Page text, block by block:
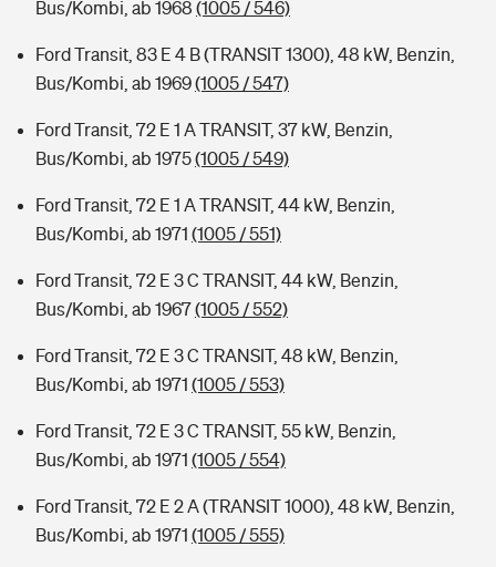
Bus/Kombi, ab 1968 (1005 / 546)
Ford Transit, 83 E 4 B (TRANSIT 1300), 48 kW, Benzin,
Bus/Kombi, ab 1969(1005 / 547)
Ford Transit, 72 E 1 A TRANSIT, 37 kW, Benzin,
Bus/Kombi, ab 1975(1005 / 549)
Ford Transit, 72 E 1 A TRANSIT, 44 kW, Benzin,
Bus/Kombi, ab 1971 (1005 / 551)
Ford Transit, 72 E 3 C TRANSIT, 44 kW, Benzin,
Bus/Kombi, ab 1967(1005 / 552)
Ford Transit, 72 E 3 C TRANSIT, 48 kW, Benzin,
Bus/Kombi, ab 1971 (1005 / 553)
Ford Transit, 72 E 3 C TRANSIT, 55 kW, Benzin,
Bus/Kombi, ab 1971 (1005 / 554)
Ford Transit, 72 E 2 A (TRANSIT 1000), 48 kW, Benzin,
Bus/Kombi, ab 1971 (1005 / 555)